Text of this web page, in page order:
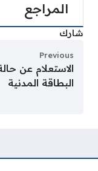
المراجع
شارك
Previous
الاستعلام عن
البطاقة المدنية